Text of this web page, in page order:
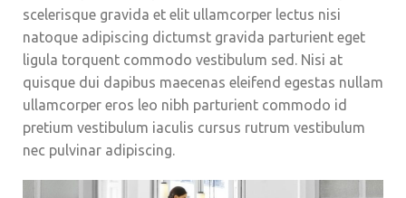
scelerisque gravida et elit ullamcorper lectus nisi
natoque adipiscing dictumst gravida parturient eget
ligula torquent commodo vestibulum sed. Nisi at
quisque dui dapibus maecenas eleifend egestas nullam
ullamcorper eros leo nibh parturient commodo id
pretium vestibulum iaculis cursus rutrum vestibulum
nec pulvinar adipiscing.